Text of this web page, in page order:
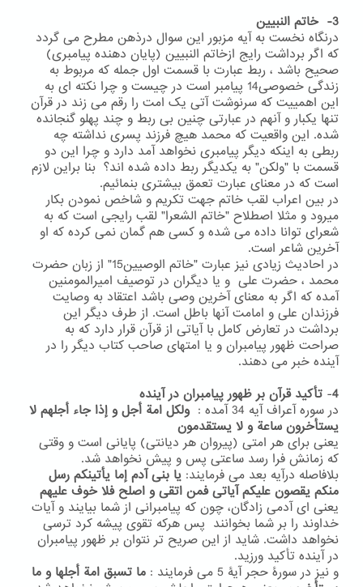
3- خاتم النبیین
درنگاه نخست به آیه مزبور این سوال درذهن مطرح می گردد
که اگر برداشت رایج ازخاتم النبیین (پایان دهنده پیامبری)
صحیح باشد ، ربط عبارت با قسمت اول جمله که مربوط به
زندگی خصوصی14 پیامبر است در چیست و چرا نکته ای به
این اهمییت که سرنوشت آتی یک امت را رقم می زند در قرآن
تنها یکبار و آنهم در عبارتی چنین بی ربط و چند پهلو گنجانده
شده. این واقعیت که محمد هیچ فرزند پسری نداشته چه
ربطی به اینکه دیگر پیامبری نخواهد آمد دارد و چرا این دو
قسمت با "ولکن" به یکدیگر ربط داده شده اند؟ بنا براین لازم
است که در معنای عبارت تعمق بیشتری بنمائیم.
در بین اعراب لقب خاتم جهت تکریم و شاخص نمودن بکار
میرود و مثلا اصطلاح "خاتم الشعرا" لقب رایجی است که به
شعرای توانا داده می شده و کسی هم گمان نمی کرده که او
آخرین شاعر است.
در احادیث زیادی نیز عبارت "خاتم الوصیین15" از زبان حضرت
محمد ، حضرت علی و یا دیگران در توصیف امیرالمومنین
آمده که اگر به معنای آخرین وصی باشد اعتقاد به وصایت
فرزندان علی و امامت آنها باطل است. از طرف دیگر این
برداشت در تعارض کامل با آیاتی از قرآن قرار دارد که به
صراحت ظهور پیامبران و یا امتهای صاحب کتاب دیگر را در
آینده خبر می دهند.
4
- تأکید قرآن بر ظهور پیامبران در آینده
در سوره آعراف آیه 34 آمده :
ولکل امة أجل و إذا جاء أجلهم لا
یستأخرون ساعة و لا یستقدمون
یعنی برای هر امتی (پیروان هر دیانتی) پایانی است و وقتی
که زمانش فرا رسد ساعتی پس و پیش نخواهد شد.
بلافاصله درآیه بعد می فرمایند: یا بنی آدم إما یأتینکم رسل
منکم یقصون علیکم آیاتی فمن اتقی و اصلح فلا خوف علیهم
یعنی ای آدمی زادگان، چون که پیامبرانی از شما بیایند و آیات
خداوند را بر شما بخوانند پس هرکه تقوی پیشه کرد ترسی
نخواهد داشت. شاید از این صریح تر نتوان بر ظهور پیامبران
در آینده تأکید ورزید.
و نیز در سورۀ حجر آیۀ 5 می فرمایند :
ما تسبق امة أجلها و ما